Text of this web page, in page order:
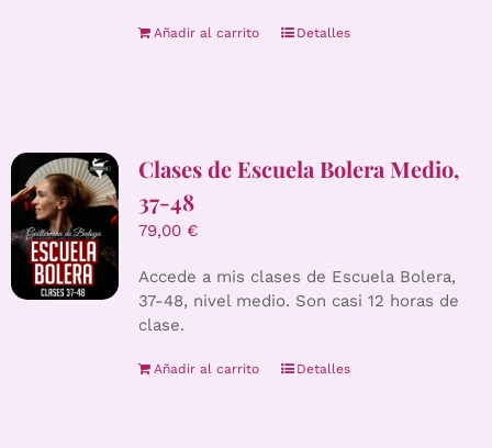
Añadir al carrito Detalles
Clases de Escuela Bolera Medio,
37-48
79,00 €
Accede a mis clases de Escuela Bolera,
37-48, nivel medio. Son casi 12 horas de
clase.
Añadir al carrito Detalles